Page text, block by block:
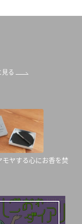
る
ヤする心にお香を焚